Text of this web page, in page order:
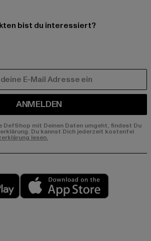
bist du interessiert?
ANMELDEN
DefShop mit Deinen Daten umgeht, findest Du
Du kannst Dich jederzeit kostenfei
lesen.
Play market